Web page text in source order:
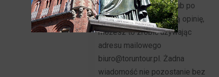
nawiązać współpracę lub po
prostu przekazać swoją opinię,
możesz to zrobić używając
adresu mailowego
biuro@toruntour.pl. Żadna
wiadomość nie pozostanie bez